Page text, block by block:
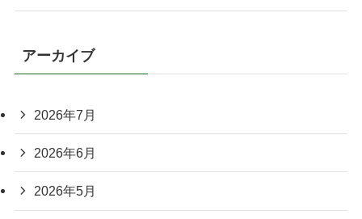
アーカイブ
2026年7月
2026年6月
2026年5月